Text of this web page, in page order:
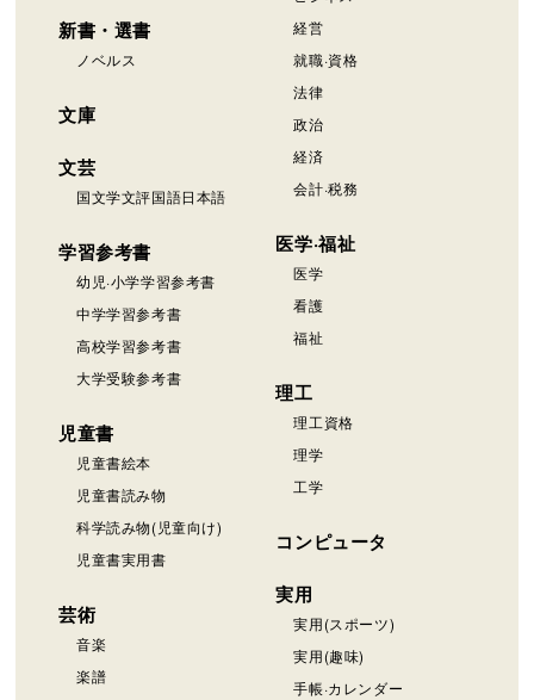
新書・選書
ノベルス
文庫
文芸
国文学文評国語日本語
学習参考書
幼児·小学学習参考書
中学学習参考書
高校学習参考書
大学受験参考書
児童書
児童書絵本
児童書読み物
科学読み物(児童向け)
児童書実用書
芸術
音楽
楽譜
経営
就職·資格
法律
政治
経済
会計·税務
医学·福祉
医学
看護
福祉
理工
理工資格
理学
工学
コンピュータ
実用
実用(スポーツ)
実用(趣味)
手帳·カレンダー